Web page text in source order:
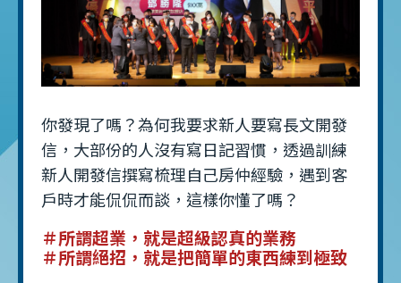
你發現了嗎？為何我要求新人要寫長文開發
信，大部份的人沒有寫日記習慣，透過訓練
新人開發信撰寫梳理自己房仲經驗，遇到客
戶時才能侃侃而談，這樣你懂了嗎？
＃所謂超業，就是超級認真的業務
＃所謂絕招，就是把簡單的東西練到極致